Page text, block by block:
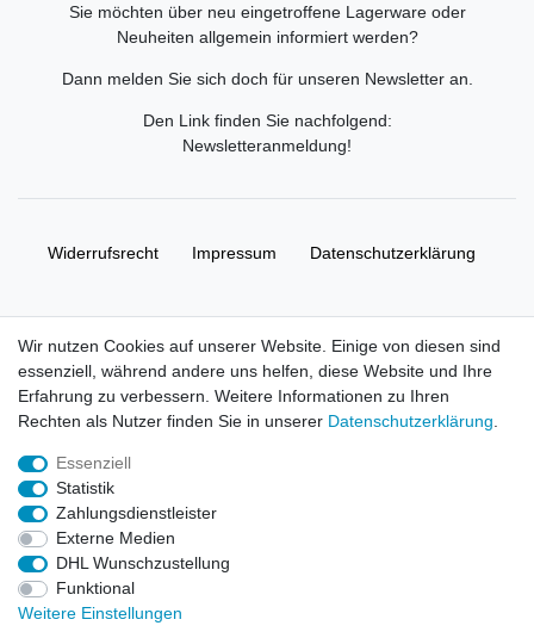
Sie möchten über neu eingetroffene Lagerware oder
Neuheiten allgemein informiert werden?
Dann melden Sie sich doch für unseren Newsletter an.
Den Link finden Sie nachfolgend:
Newsletteranmeldung!
Widerrufs­recht Impressum Daten­schutz­erklärung
© Copyright 2026 | Alle Rechte vorbehalten. HL-
Handelsgesellschaft mbH.
Alle Markennamen, Warenzeichen sowie sämtliche Produktbilder
und Beschreibungen sind Eigentum Ihrer rechtmäßigen
Eigentümer und dienen hier nur der Beschreibung.
Preise nur für registrierte Händler, ansonsten zeigt der Shop 0,00
€
Wir nutzen Cookies auf unserer Website. Einige von diesen sind
essenziell, während andere uns helfen, diese Website und Ihre
Erfahrung zu verbessern. Weitere Informationen zu Ihren
Rechten als Nutzer finden Sie in unserer Daten­schutz­erklärung
Essenziell
Statistik
Zahlungsdienstleister
Externe Medien
DHL Wunschzustellung
Funktional
Weitere Einstellungen